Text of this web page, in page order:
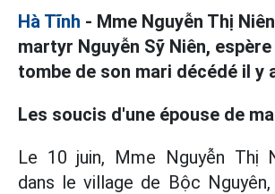
Hà Tĩnh - Mme Nguyễn Thị
martyr Nguyễn Sỹ Niên,
tombe de son mari décédé il y
Les soucis d'une épouse de
Le 10 juin, Mme Nguyễn Thị
dans le village de Bộc